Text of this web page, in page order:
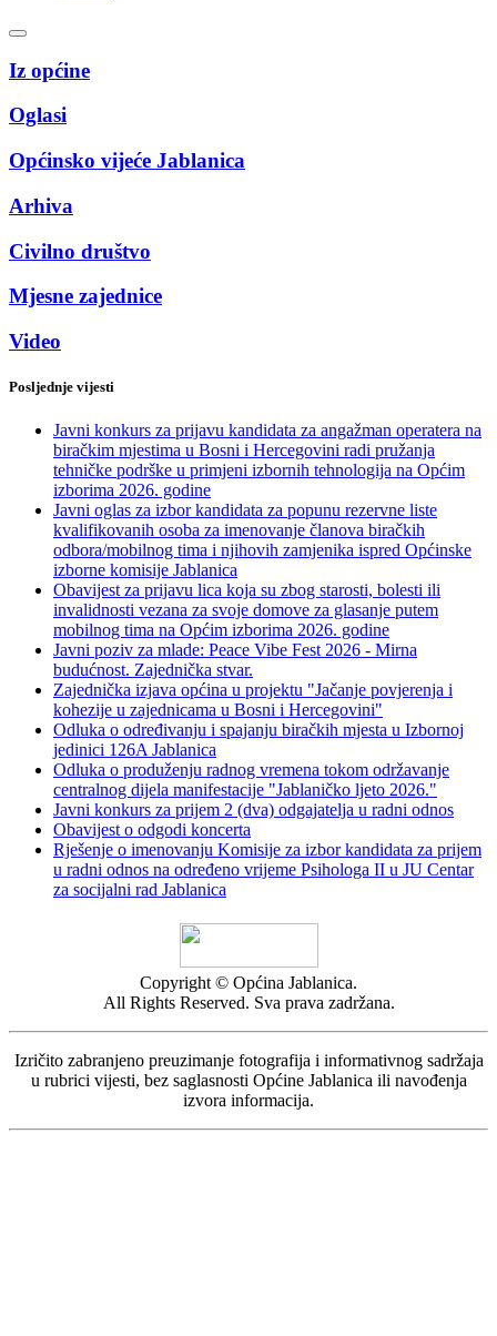
Iz općine
Oglasi
Općinsko vijeće Jablanica
Arhiva
Civilno društvo
Mjesne zajednice
Video
Posljednje vijesti
Javni konkurs za prijavu kandidata za angažman operatera na
biračkim mjestima u Bosni i Hercegovini radi pružanja
tehničke podrške u primjeni izbornih tehnologija na Općim
izborima 2026. godine
Javni oglas za izbor kandidata za popunu rezervne liste
kvalifikovanih osoba za imenovanje članova biračkih
odbora/mobilnog tima i njihovih zamjenika ispred Općinske
izborne komisije Jablanica
Obavijest za prijavu lica koja su zbog starosti, bolesti ili
invalidnosti vezana za svoje domove za glasanje putem
mobilnog tima na Općim izborima 2026. godine
Javni poziv za mlade: Peace Vibe Fest 2026 - Mirna
budućnost. Zajednička stvar.
Zajednička izjava općina u projektu "Jačanje povjerenja i
kohezije u zajednicama u Bosni i Hercegovini"
Odluka o određivanju i spajanju biračkih mjesta u Izbornoj
jedinici 126A Jablanica
Odluka o produženju radnog vremena tokom održavanje
centralnog dijela manifestacije "Jablaničko ljeto 2026."
Javni konkurs za prijem 2 (dva) odgajatelja u radni odnos
Obavijest o odgodi koncerta
Rješenje o imenovanju Komisije za izbor kandidata za prijem
u radni odnos na određeno vrijeme Psihologa II u JU Centar
za socijalni rad Jablanica
Copyright © Općina Jablanica.
All Rights Reserved. Sva prava zadržana.
Izričito zabranjeno preuzimanje fotografija i informativnog sadržaja
u rubrici vijesti, bez saglasnosti Općine Jablanica ili navođenja
izvora informacija.